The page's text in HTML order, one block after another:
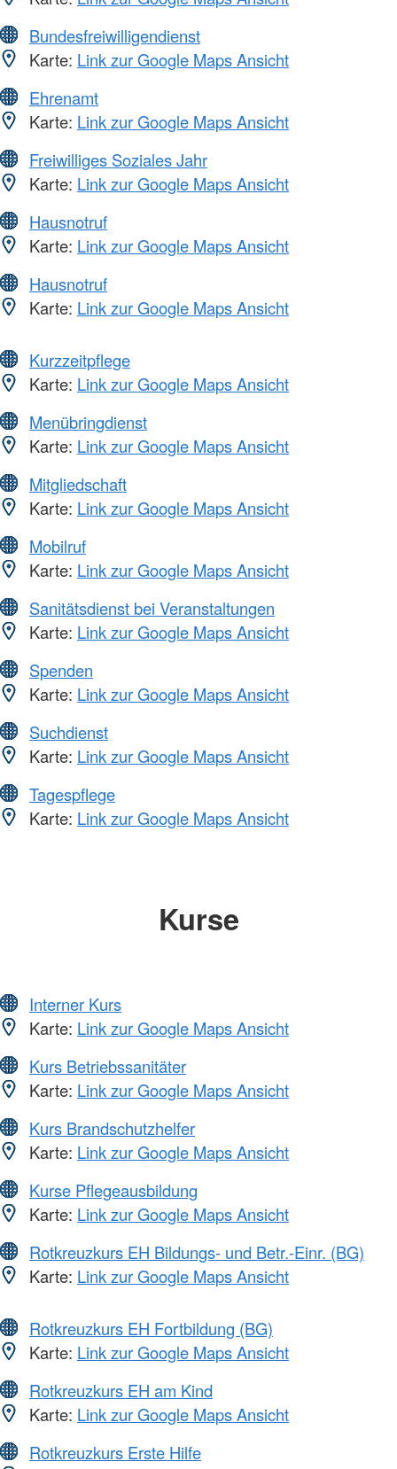
Bundesfreiwilligendienst
Karte: Link zur Google Maps Ansicht
Ehrenamt
Karte: Link zur Google Maps Ansicht
Freiwilliges Soziales Jahr
Karte: Link zur Google Maps Ansicht
Hausnotruf
Karte: Link zur Google Maps Ansicht
Hausnotruf
Karte: Link zur Google Maps Ansicht
Kurzzeitpflege
Karte: Link zur Google Maps Ansicht
Menübringdienst
Karte: Link zur Google Maps Ansicht
Mitgliedschaft
Karte: Link zur Google Maps Ansicht
Mobilruf
Karte: Link zur Google Maps Ansicht
Sanitätsdienst bei Veranstaltungen
Karte: Link zur Google Maps Ansicht
Spenden
Karte: Link zur Google Maps Ansicht
Suchdienst
Karte: Link zur Google Maps Ansicht
Tagespflege
Karte: Link zur Google Maps Ansicht
Kurse
Interner Kurs
Karte: Link zur Google Maps Ansicht
Kurs Betriebssanitäter
Karte: Link zur Google Maps Ansicht
Kurs Brandschutzhelfer
Karte: Link zur Google Maps Ansicht
Kurse Pflegeausbildung
Karte: Link zur Google Maps Ansicht
Rotkreuzkurs EH Bildungs- und Betr.-Einr. (BG)
Karte: Link zur Google Maps Ansicht
Rotkreuzkurs EH Fortbildung (BG)
Karte: Link zur Google Maps Ansicht
Rotkreuzkurs EH am Kind
Karte: Link zur Google Maps Ansicht
Rotkreuzkurs Erste Hilfe